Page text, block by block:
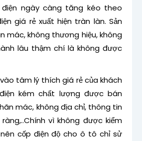
ngày càng tăng kéo theo
giá rẻ xuất hiện tràn làn. Sản
mác, không thương hiệu, không
lâu thậm chí là không được
tâm lý thích giá rẻ của khách
kém chất lượng được bán
mác, không địa chỉ, thông tin
vì không được kiểm
cốp điện độ cho ô tô chỉ sử